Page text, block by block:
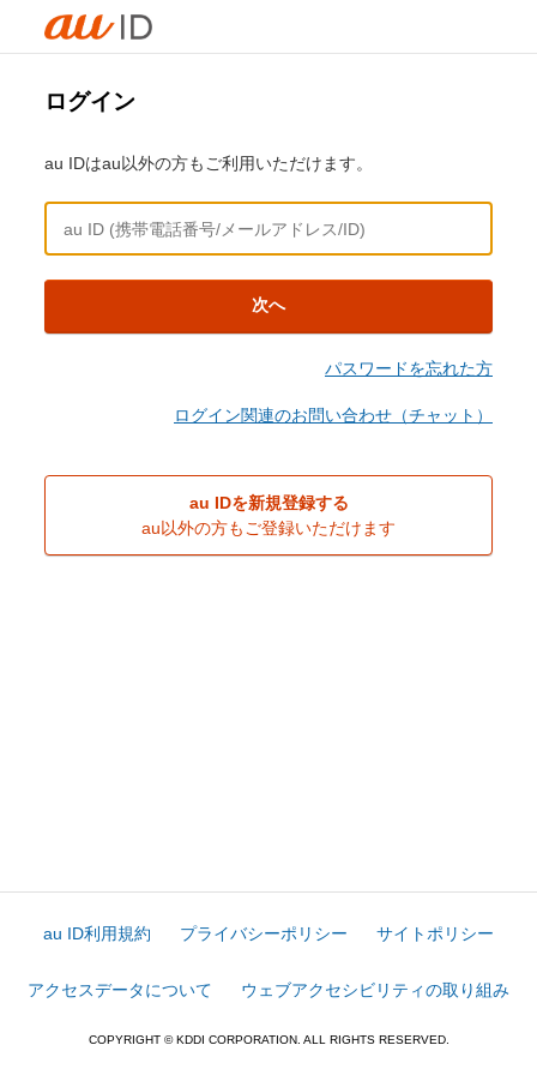
ログイン
au IDはau以外の方もご利用いただけます。
次へ
パスワードを忘れた方
ログイン関連のお問い合わせ（チャット）
au IDを新規登録する
au以外の方もご登録いただけます
au ID利用規約 プライバシーポリシー サイトポリシー
アクセスデータについて ウェブアクセシビリティの取り組み
COPYRIGHT © KDDI CORPORATION. ALL RIGHTS RESERVED.